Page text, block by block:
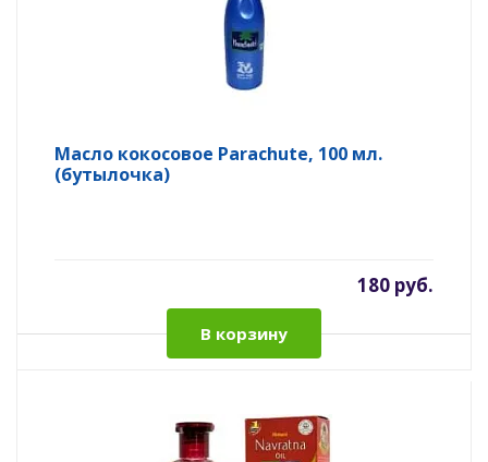
Масло кокосовое Parachute, 100 мл.
(бутылочка)
180 руб.
В корзину